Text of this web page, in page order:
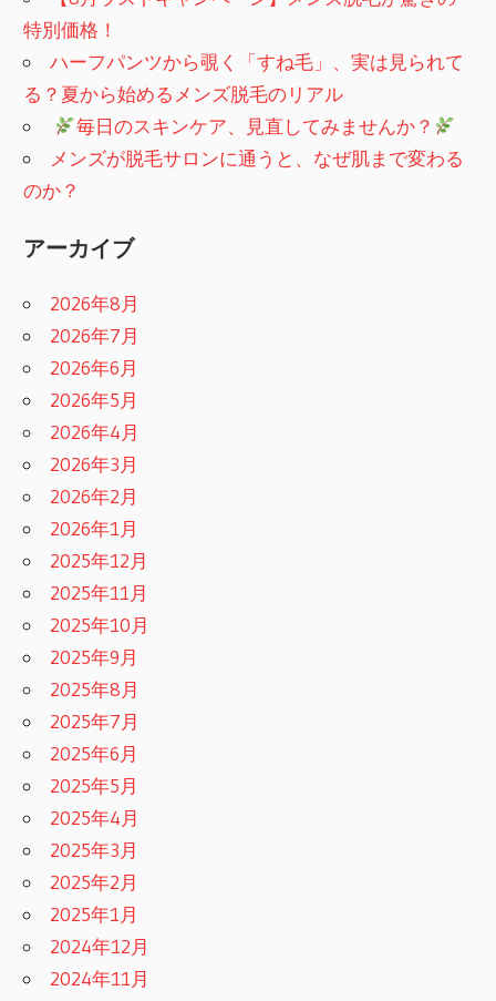
特別価格！
ハーフパンツから覗く「すね毛」、実は見られて
る？夏から始めるメンズ脱毛のリアル
毎日のスキンケア、見直してみませんか？
メンズが脱毛サロンに通うと、なぜ肌まで変わる
のか？
アーカイブ
2026年8月
2026年7月
2026年6月
2026年5月
2026年4月
2026年3月
2026年2月
2026年1月
2025年12月
2025年11月
2025年10月
2025年9月
2025年8月
2025年7月
2025年6月
2025年5月
2025年4月
2025年3月
2025年2月
2025年1月
2024年12月
2024年11月